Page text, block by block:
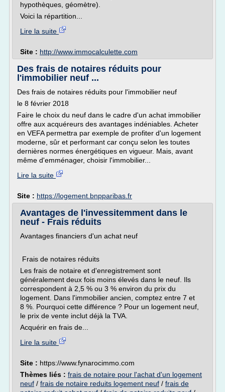
hypothèques, géomètre).
Voici la répartition...
Lire la suite
Site : http://www.immocalculette.com
Des frais de notaires réduits pour
l'immobilier neuf ...
Des frais de notaires réduits pour l'immobilier neuf
le 8 février 2018
Faire le choix du neuf dans le cadre d'un achat immobilier
offre aux acquéreurs des avantages indéniables. Acheter
en VEFA permettra par exemple de profiter d'un logement
moderne, sûr et performant car conçu selon les toutes
dernières normes énergétiques en vigueur. Mais, avant
même d'emménager, choisir l'immobilier...
Lire la suite
Site : https://logement.bnpparibas.fr
Avantages de l'invessitemment dans le
neuf - Frais réduits
Avantages financiers d'un achat neuf
Frais de notaires réduits
Les frais de notaire et d'enregistrement sont
généralement deux fois moins élevés dans le neuf. Ils
correspondent à 2,5 % ou 3 % environ du prix du
logement. Dans l'immobilier ancien, comptez entre 7 et
8 %. Pourquoi cette différence ? Pour un logement neuf,
le prix de vente inclut déjà la TVA.
Acquérir en frais de...
Lire la suite
Site : https://www.fynarocimmo.com
Thèmes liés : frais de notaire pour l'achat d'un logement
neuf / frais de notaire reduits logement neuf / frais de